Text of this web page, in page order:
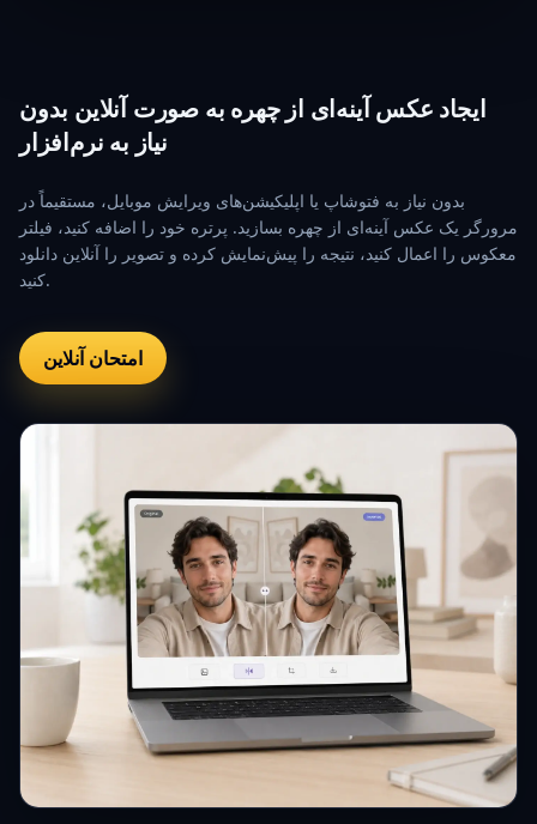
ایجاد عکس آینه‌ای از چهره به صورت آنلاین بدون
نیاز به نرم‌افزار
بدون نیاز به فتوشاپ یا اپلیکیشن‌های ویرایش موبایل، مستقیماً در
مرورگر یک عکس آینه‌ای از چهره بسازید. پرتره خود را اضافه کنید، فیلتر
معکوس را اعمال کنید، نتیجه را پیش‌نمایش کرده و تصویر را آنلاین دانلود
کنید.
امتحان آنلاین